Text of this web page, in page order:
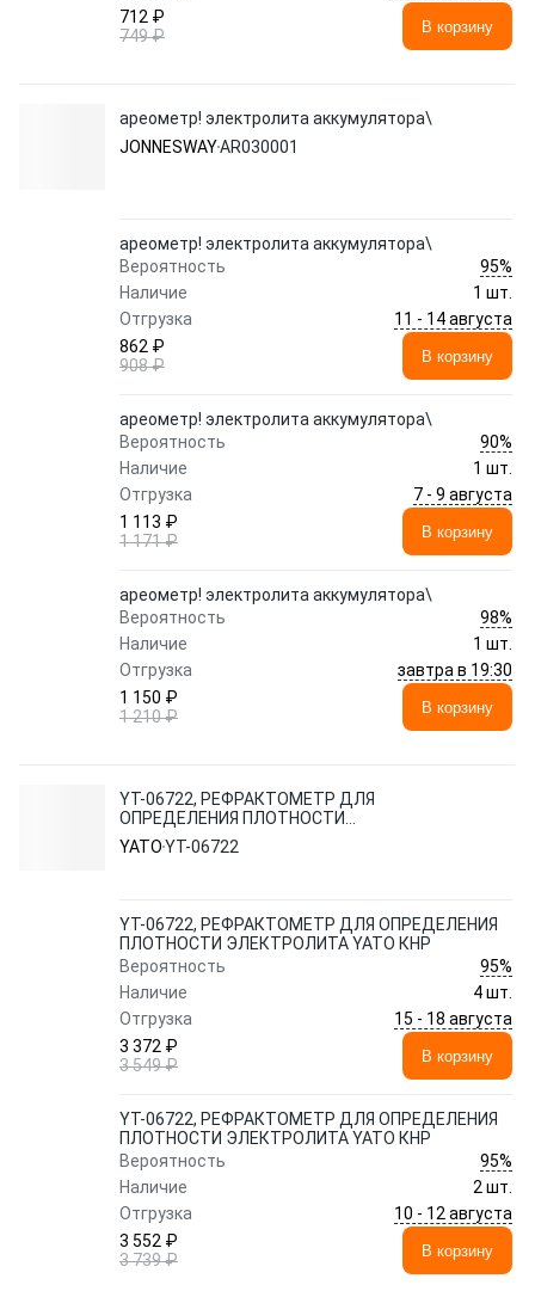
712 ₽
749 ₽
В корзину
ареометр! электролита аккумулятора\
JONNESWAYAR030001
ареометр! электролита аккумулятора\
Вероятность
95%
Наличие
1 шт.
Отгрузка
11 - 14 августа
862 ₽
908 ₽
В корзину
ареометр! электролита аккумулятора\
Вероятность
90%
Наличие
1 шт.
Отгрузка
7 - 9 августа
1 113 ₽
1 171 ₽
В корзину
ареометр! электролита аккумулятора\
Вероятность
98%
Наличие
1 шт.
Отгрузка
завтра в 19:30
1 150 ₽
1 210 ₽
В корзину
YT-06722, РЕФРАКТОМЕТР ДЛЯ
ОПРЕДЕЛЕНИЯ ПЛОТНОСТИ
ЭЛЕКТРОЛИТА YATO КНР
YATOYT-06722
YT-06722, РЕФРАКТОМЕТР ДЛЯ ОПРЕДЕЛЕНИЯ
ПЛОТНОСТИ ЭЛЕКТРОЛИТА YATO КНР
Вероятность
95%
Наличие
4 шт.
Отгрузка
15 - 18 августа
3 372 ₽
3 549 ₽
В корзину
YT-06722, РЕФРАКТОМЕТР ДЛЯ ОПРЕДЕЛЕНИЯ
ПЛОТНОСТИ ЭЛЕКТРОЛИТА YATO КНР
Вероятность
95%
Наличие
2 шт.
Отгрузка
10 - 12 августа
3 552 ₽
3 739 ₽
В корзину